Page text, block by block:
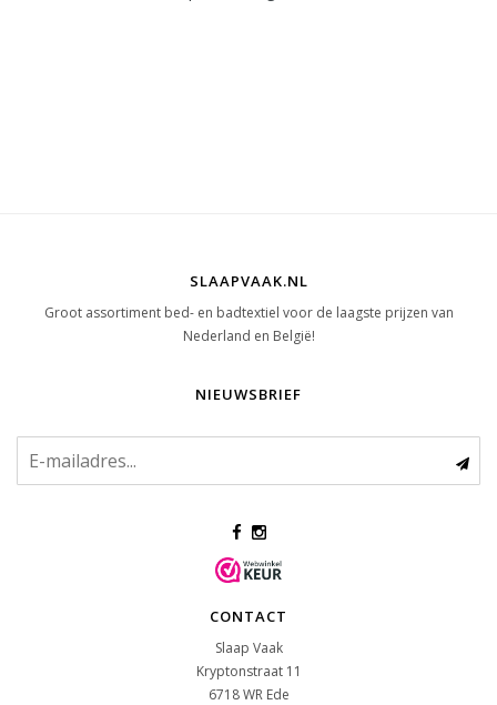
SLAAPVAAK.NL
Groot assortiment bed- en badtextiel voor de laagste prijzen van
Nederland en België!
NIEUWSBRIEF
CONTACT
Slaap Vaak
Kryptonstraat 11
6718 WR Ede